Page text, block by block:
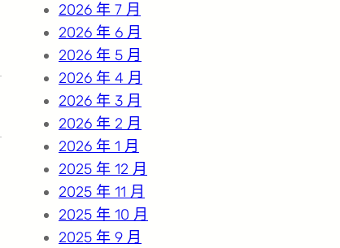
2026 年 7 月
2026 年 6 月
2026 年 5 月
2026 年 4 月
2026 年 3 月
2026 年 2 月
2026 年 1 月
2025 年 12 月
2025 年 11 月
2025 年 10 月
2025 年 9 月